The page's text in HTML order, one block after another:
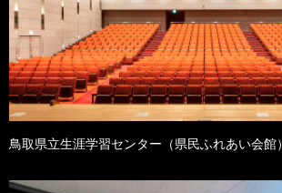
鳥取県立生涯学習センター（県民ふれあい会館）